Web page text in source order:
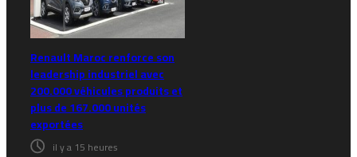
Renault Maroc renforce son
leadership industriel avec
200.000 véhicules produits et
plus de 167.000 unités
exportées
il y a 15 heures